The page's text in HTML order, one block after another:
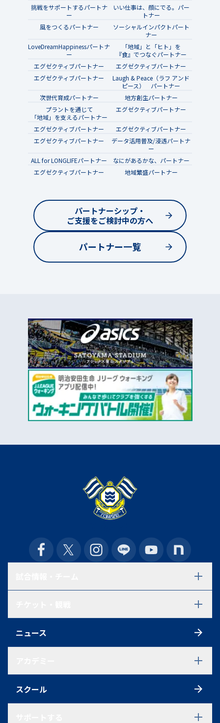
挑戦をサポートするパートナ
ー
いい仕事は、顔にでる。パー
トナー
風をつくるパートナー
ソーシャルインパクトパート
ナー
LoveDreamHappinessパートナ
ー
「地域」と「ヒト」を
『食』でつなぐパートナー
エグゼクティブパートナー
エグゼクティブパートナー
エグゼクティブパートナー
Laugh & Peace（ラフ アンド
ピース） パートナー
次世代育成パートナー
地方創生パートナー
プラントを通じて
「地域」を支えるパートナー
エグゼクティブパートナー
エグゼクティブパートナー
エグゼクティブパートナー
エグゼクティブパートナー
データ活用普及/浸透パートナ
ー
ALL for LONGLIFEパートナー
なにがあるかな、パートナー
エグゼクティブパートナー
地域繁盛パートナー
パートナーシップ・
ご支援をご検討中の方へ
パートナー一覧
練習見学について
シーズンチケット
ファンクラブ
グッズ
ニュース
U-18
U-18 選手一覧
スクール